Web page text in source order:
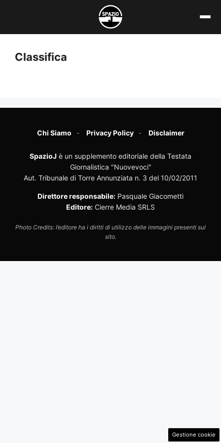
contenuto
Classifica
Chi Siamo Privacy Policy Disclaimer
SpazioJ è un supplemento editoriale della Testata
Giornalistica "Nuovevoci"
Aut. Tribunale di Torre Annunziata n. 3 del 10/02/2011
Direttore responsabile: Pasquale Giacometti
Editore: Cierre Media SRLS
Photo Credits: l’editore ha i diritti di utilizzo delle immagini presenti sul
sito.
Gestione cookie